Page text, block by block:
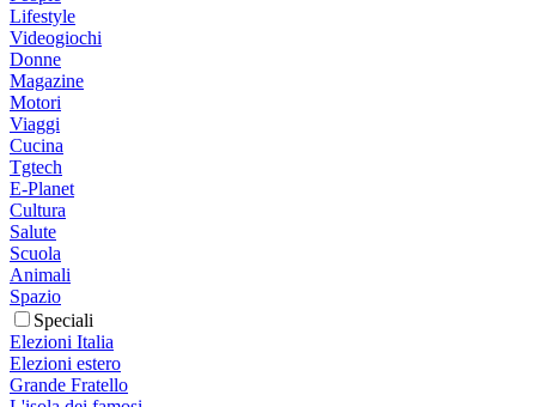
Lifestyle
Videogiochi
Donne
Magazine
Motori
Viaggi
Cucina
Tgtech
E-Planet
Cultura
Salute
Scuola
Animali
Spazio
Speciali
Elezioni Italia
Elezioni estero
Grande Fratello